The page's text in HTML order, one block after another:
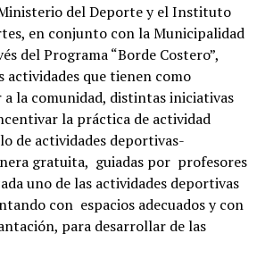
del Deporte y el Instituto
en conjunto con la Municipalidad
del Programa “Borde Costero”,
actividades que tienen como
la comunidad, distintas iniciativas
la práctica de actividad
de actividades deportivas-
gratuita, guiadas por profesores
uno de las actividades deportivas
con espacios adecuados y con
para desarrollar de las